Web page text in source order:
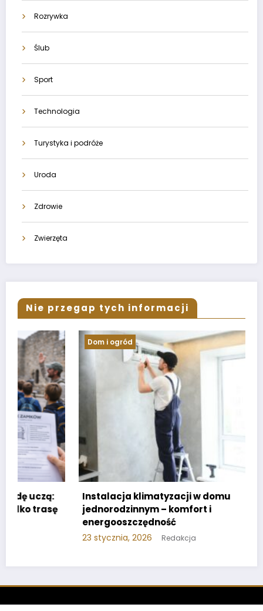
Rozrywka
Ślub
Sport
Technologia
Turystyka i podróże
Uroda
Zdrowie
Zwierzęta
Nie przegap tych informacji
Dom i ogród
Instalacja klimatyzacji w domu
jednorodzinnym – komfort i
energooszczędność
23 stycznia, 2026 Redakcja